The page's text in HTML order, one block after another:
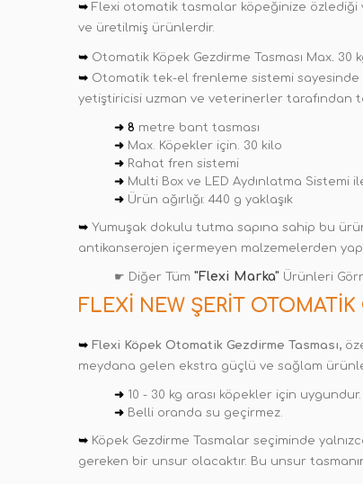
➥ Flexi otomatik tasmalar köpeğinize
ve üretilmiş ürünlerdir.
➥ Otomatik Köpek Gezdirme Tasması Max. 30
➥ Otomatik tek-el frenleme sistemi sayesinde
yetiştiricisi uzman ve veterinerler tarafından
➜ 8 metre bant tasması
➜ Max. Köpekler için. 30 kilo
➜ Rahat fren sistemi
➜ Multi Box ve LED Aydınlatma Sistemi
➜ Ürün ağırlığı: 440 g yaklaşık
➥ Yumuşak dokulu tutma sapına sahip bu
antikanserojen içermeyen malzemelerden
☛ Diğer Tüm "Flexi Marka" Ürünleri
FLEXI NEW ŞERIT
➥ Flexi Köpek Otomatik Gezdirme Tasması,
meydana gelen ekstra güçlü ve sağlam
➜ 10 - 30 kg arası köpekler için uygundur.
➜ Belli oranda su geçirmez.
➥ Köpek Gezdirme Tasmalar seçiminde
gereken bir unsur olacaktır. Bu unsur